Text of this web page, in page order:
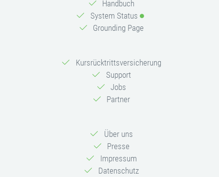
Handbuch
System Status
Grounding Page
Kursrücktrittsversicherung
Support
Jobs
Partner
Über uns
Presse
Impressum
Datenschutz